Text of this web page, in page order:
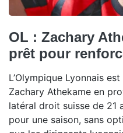
OL : Zachary
prêt pour
L’Olympique Lyonnais
Zachary Athekame en
latéral droit suisse de 21
pour une saison, sans